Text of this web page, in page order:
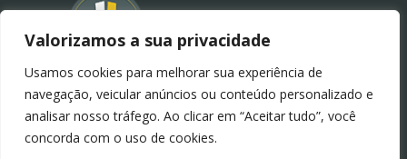
Valorizamos a sua privacidade
Usamos cookies para melhorar sua experiência de
navegação, veicular anúncios ou conteúdo personalizado e
analisar nosso tráfego. Ao clicar em “Aceitar tudo”, você
concorda com o uso de cookies.
© 2023 – Blog Juliana Lima.Política de Privacidade
(LGPD)